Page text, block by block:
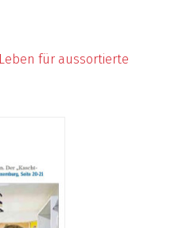
Leben für aussortierte